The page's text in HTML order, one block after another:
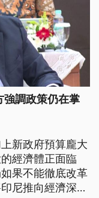
強調政策仍在掌
新政府預算龐大
經濟體正面臨
果不能徹底改革
尼推向經濟深